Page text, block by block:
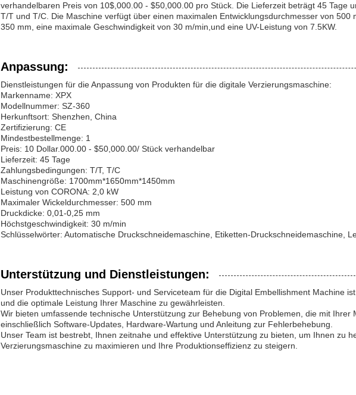
verhandelbaren Preis von 10$,000.00 - $50,000.00 pro Stück. Die Lieferzeit beträgt 45 Tage
T/T und T/C. Die Maschine verfügt über einen maximalen Entwicklungsdurchmesser von 500
350 mm, eine maximale Geschwindigkeit von 30 m/min,und eine UV-Leistung von 7.5KW.
Anpassung:
Dienstleistungen für die Anpassung von Produkten für die digitale Verzierungsmaschine:
Markenname: XPX
Modellnummer: SZ-360
Herkunftsort: Shenzhen, China
Zertifizierung: CE
Mindestbestellmenge: 1
Preis: 10 Dollar.000.00 - $50,000.00/ Stück verhandelbar
Lieferzeit: 45 Tage
Zahlungsbedingungen: T/T, T/C
Maschinengröße: 1700mm*1650mm*1450mm
Leistung von CORONA: 2,0 kW
Maximaler Wickeldurchmesser: 500 mm
Druckdicke: 0,01-0,25 mm
Höchstgeschwindigkeit: 30 m/min
Schlüsselwörter: Automatische Druckschneidemaschine, Etiketten-Druckschneidemaschine,
Unterstützung und Dienstleistungen:
Unser Produkttechnisches Support- und Serviceteam für die Digital Embellishment Machine
und die optimale Leistung Ihrer Maschine zu gewährleisten.
Wir bieten umfassende technische Unterstützung zur Behebung von Problemen, die mit Ihrer
einschließlich Software-Updates, Hardware-Wartung und Anleitung zur Fehlerbehebung.
Unser Team ist bestrebt, Ihnen zeitnahe und effektive Unterstützung zu bieten, um Ihnen zu
Verzierungsmaschine zu maximieren und Ihre Produktionseffizienz zu steigern.